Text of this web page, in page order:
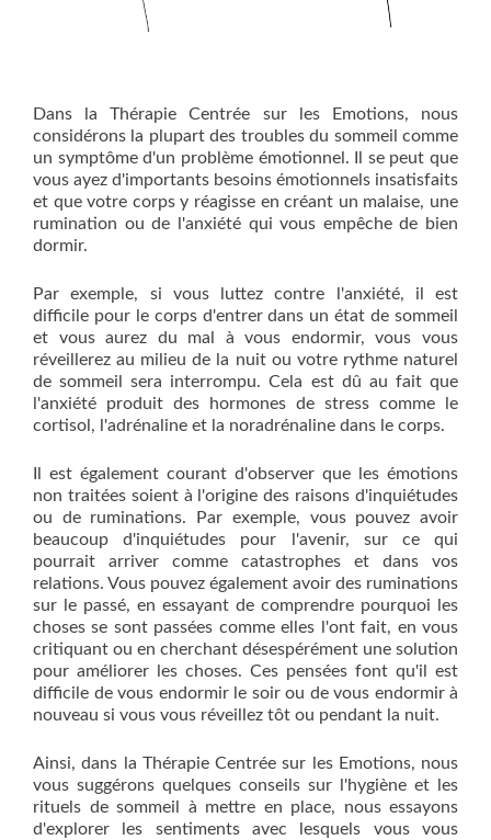
Dans la Thérapie Centrée sur les Emotions, nous
considérons la plupart des troubles du sommeil comme
un symptôme d'un problème émotionnel. Il se peut que
vous ayez d'importants besoins émotionnels insatisfaits
et que votre corps y réagisse en créant un malaise, une
rumination ou de l'anxiété qui vous empêche de bien
dormir.
Par exemple, si vous luttez contre l'anxiété, il est
difficile pour le corps d'entrer dans un état de sommeil
et vous aurez du mal à vous endormir, vous vous
réveillerez au milieu de la nuit ou votre rythme naturel
de sommeil sera interrompu. Cela est dû au fait que
l'anxiété produit des hormones de stress comme le
cortisol, l'adrénaline et la noradrénaline dans le corps.
Il est également courant d'observer que les émotions
non traitées soient à l'origine des raisons d'inquiétudes
ou de ruminations. Par exemple, vous pouvez avoir
beaucoup d'inquiétudes pour l'avenir, sur ce qui
pourrait arriver comme catastrophes et dans vos
relations. Vous pouvez également avoir des ruminations
sur le passé, en essayant de comprendre pourquoi les
choses se sont passées comme elles l'ont fait, en vous
critiquant ou en cherchant désespérément une solution
pour améliorer les choses. Ces pensées font qu'il est
difficile de vous endormir le soir ou de vous endormir à
nouveau si vous vous réveillez tôt ou pendant la nuit.
Ainsi, dans la Thérapie Centrée sur les Emotions, nous
vous suggérons quelques conseils sur l'hygiène et les
rituels de sommeil à mettre en place, nous essayons
d'explorer les sentiments avec lesquels vous vous